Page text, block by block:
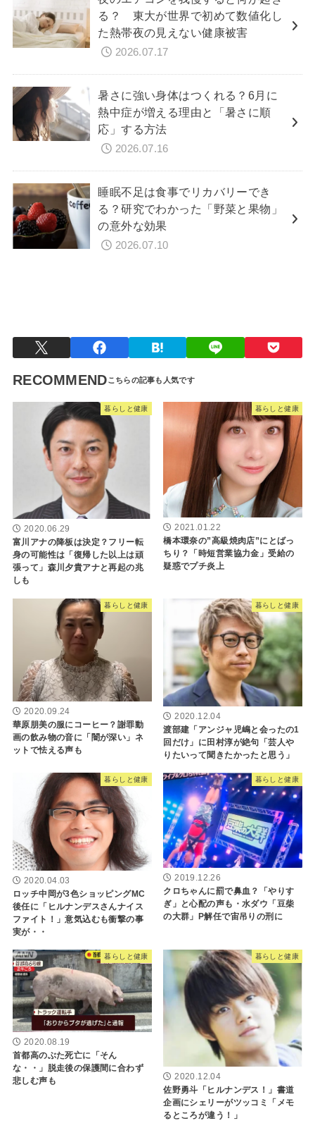
る？ 東大が世界で初めて数値化し
た熱帯夜の見えない健康被害
2026.07.17
暑さに強い身体はつくれる？6月に
熱中症が増える理由と「暑さに順
応」する方法
2026.07.16
睡眠不足は食事でリカバリーでき
る？研究でわかった「野菜と果物」
の意外な効果
2026.07.10
RECOMMEND
暮らしと健康
2020.06.29
富川アナの降板は決定？フリー転
身の可能性は「復帰した以上は頑
張って」森川夕貴アナと再起の兆
しも
暮らしと健康
2021.01.22
橋本環奈の”高級焼肉店”にとばっ
ちり？「時短営業協力金」受給の
疑惑でプチ炎上
暮らしと健康
2020.09.24
華原朋美の服にコーヒー？謝罪動
画の飲み物の音に「闇が深い」ネ
ットで怯える声も
暮らしと健康
2020.12.04
渡部建「アンジャ児嶋と会ったの1
回だけ」に田村淳が絶句「芸人や
りたいって聞きたかったと思う」
暮らしと健康
2020.04.03
ロッチ中岡が3色ショッピングMC
後任に「ヒルナンデスさんナイス
ファイト！」意気込むも衝撃の事
実が・・
暮らしと健康
2019.12.26
クロちゃんに罰で鼻血？「やりす
ぎ」と心配の声も・水ダウ「豆柴
の大群」P解任で宙吊りの刑に
暮らしと健康
2020.08.19
首都高のぶた死亡に「そん
な・・」脱走後の保護間に合わず
悲しむ声も
暮らしと健康
2020.12.04
佐野勇斗「ヒルナンデス！」書道
企画にシェリーがツッコミ「メモ
るところが違う！」